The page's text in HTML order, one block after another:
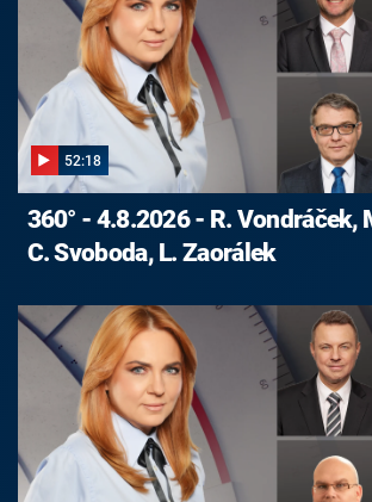
52:18
360° - 4.8.2026 - R. Vondráček,
C. Svoboda, L. Zaorálek